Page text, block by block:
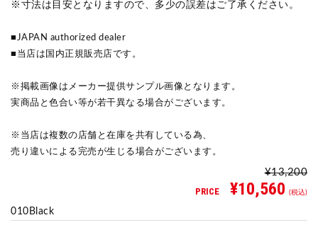
※寸法は目安となりますので、多少の誤差はご了承ください。
■JAPAN authorized dealer
■当店は国内正規販売店です。
※掲載画像はメーカー提供サンプル画像となります。
実商品と色合い等が若干異なる場合がございます。
※当店は複数の店舗と在庫を共有している為、
売り違いによる完売が生じる場合がございます。
¥13,200
PRICE
¥10,560 (税込)
010Black